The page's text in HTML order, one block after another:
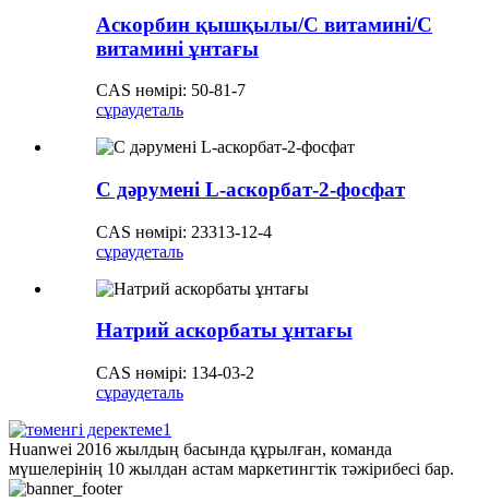
Аскорбин қышқылы/С витамині/С
витамині ұнтағы
CAS нөмірі: 50-81-7
сұраудеталь
С дәрумені L-аскорбат-2-фосфат
CAS нөмірі: 23313-12-4
сұраудеталь
Натрий аскорбаты ұнтағы
CAS нөмірі: 134-03-2
сұраудеталь
Huanwei 2016 жылдың басында құрылған, команда
мүшелерінің 10 жылдан астам маркетингтік тәжірибесі бар.